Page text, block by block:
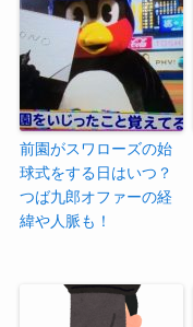
前園がスワローズの始
球式をする日はいつ？
つば九郎オファーの経
緯や人脈も！